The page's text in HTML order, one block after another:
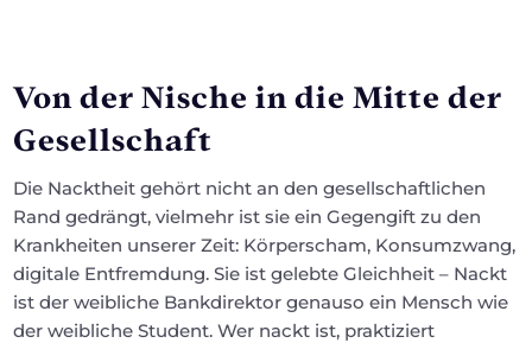
Von der Nische in die Mitte der
Gesellschaft
Die Nacktheit gehört nicht an den gesellschaftlichen
Rand gedrängt, vielmehr ist sie ein Gegengift zu den
Krankheiten unserer Zeit: Körperscham, Konsumzwang,
digitale Entfremdung. Sie ist gelebte Gleichheit – Nackt
ist der weibliche Bankdirektor genauso ein Mensch wie
der weibliche Student. Wer nackt ist, praktiziert